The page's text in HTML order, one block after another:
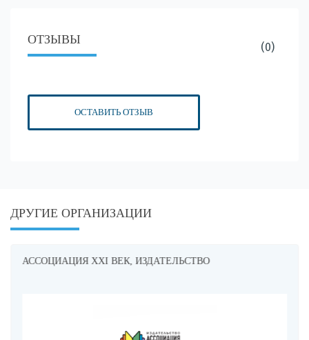
ОТЗЫВЫ
(0)
ОСТАВИТЬ ОТЗЫВ
ДРУГИЕ ОРГАНИЗАЦИИ
АССОЦИАЦИЯ XXI ВЕК, ИЗДАТЕЛЬСТВО